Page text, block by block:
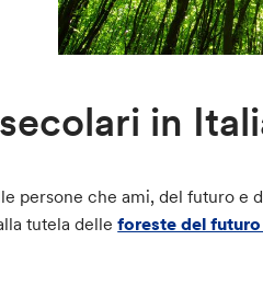
in
persone che ami, del futuro e
tutela delleforeste del